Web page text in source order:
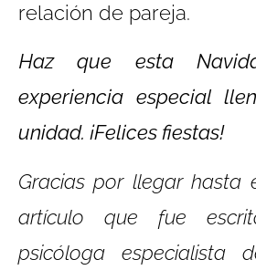
relación de pareja.
Haz que esta
experiencia especial
unidad. ¡Felices fiestas!
Gracias por llegar hasta
artículo que fue
psicóloga especialista